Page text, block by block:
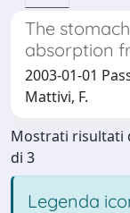
The
absorption
2003-01-01
Mattivi, F.
Mostrati risultati
di 3
Legenda